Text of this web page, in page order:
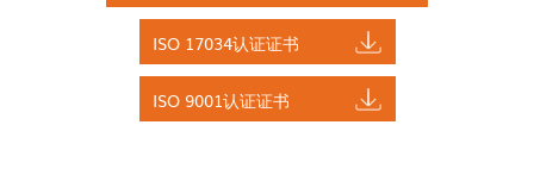
ISO 17034认证证书
ISO 9001认证证书